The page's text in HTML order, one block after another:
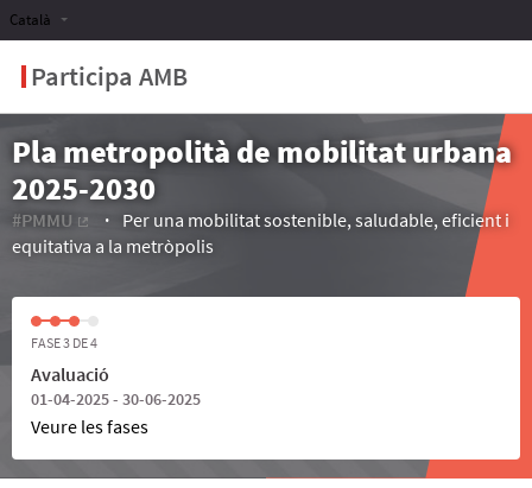
Participa AMB
Català
Pla metropolità de mobilitat urbana
2025-2030
#PMMU
(Enllaç extern)
Per una mobilitat sostenible, saludable, eficient i
equitativa a la metròpolis
FASE 3 DE 4
Avaluació
01-04-2025 - 30-06-2025
Veure les fases